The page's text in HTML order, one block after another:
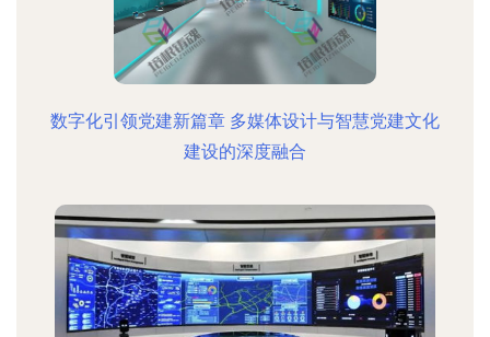
数字化引领党建新篇章 多媒体设计与智慧党建文化
建设的深度融合